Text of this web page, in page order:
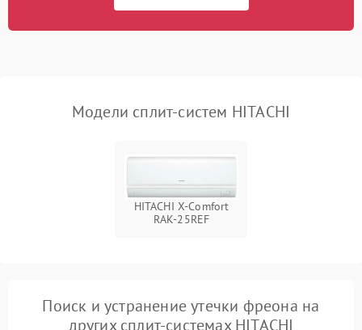
Модели сплит-систем HITACHI
HITACHI X-Comfort
RAK-25REF
Поиск и устранение утечки фреона на
других сплит-системах HITACHI